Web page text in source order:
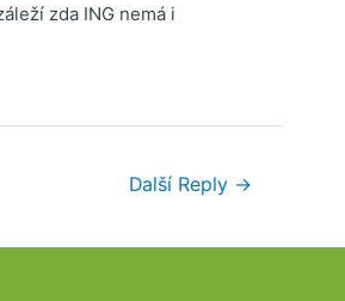
zda ING nemá i
Další Reply →